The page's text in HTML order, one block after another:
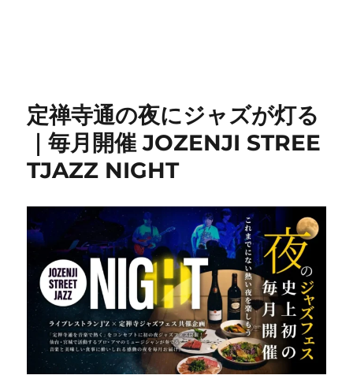
定禅寺通の夜にジャズが灯る
｜毎月開催 JOZENJI STREE
TJAZZ NIGHT